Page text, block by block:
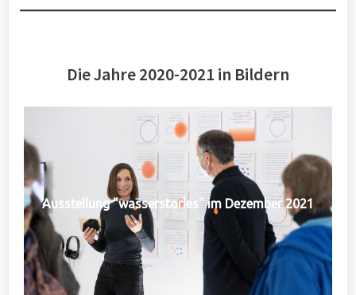
Die Jahre 2020-2021 in Bildern
Ausstellung "wasserstories" im Dezember 2021